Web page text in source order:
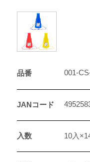
品番 001-
JANコード
入数 10入